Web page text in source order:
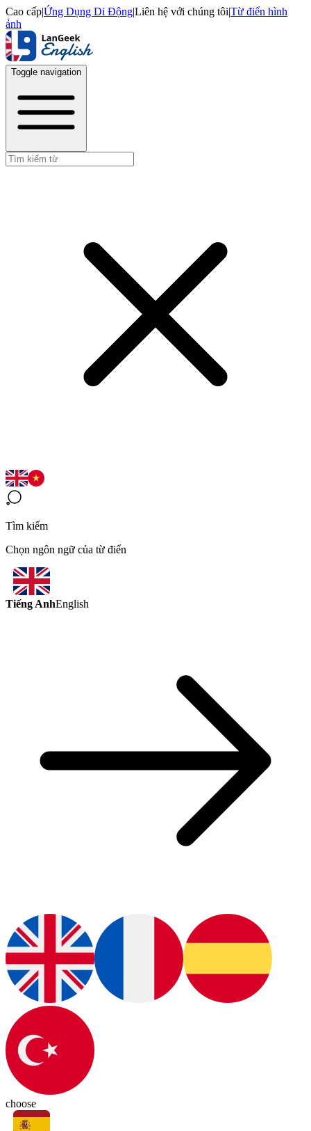
Cao cấp|Ứng Dụng Di Động|Liên hệ với chúng tôi|Từ điển hình
ảnh
Toggle navigation
Tìm kiếm
Chọn ngôn ngữ của từ điển
Tiếng AnhEnglish
choose